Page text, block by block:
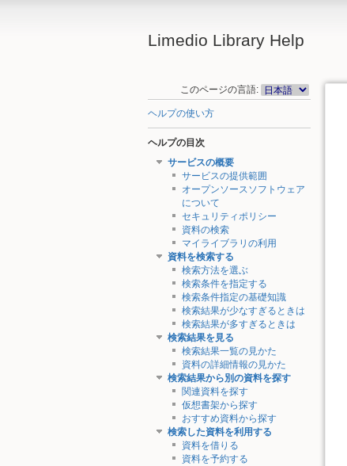
Limedio Library Help
このページの言語:
ヘルプの使い方
ヘルプの目次
サービスの概要
サービスの提供範囲
オープンソースソフトウェア
について
セキュリティポリシー
資料の検索
マイライブラリの利用
資料を検索する
検索方法を選ぶ
検索条件を指定する
検索条件指定の基礎知識
検索結果が少なすぎるときは
検索結果が多すぎるときは
検索結果を見る
検索結果一覧の見かた
資料の詳細情報の見かた
検索結果から別の資料を探す
関連資料を探す
仮想書架から探す
おすすめ資料から探す
検索した資料を利用する
資料を借りる
資料を予約する